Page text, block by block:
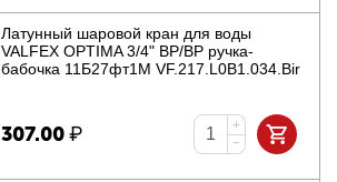
Латунный шаровой кран для воды
VALFEX OPTIMA 3/4" ВР/ВР ручка-
бабочка 11Б27фт1М VF.217.L0B1.034.Bir
307.00₽
+
−